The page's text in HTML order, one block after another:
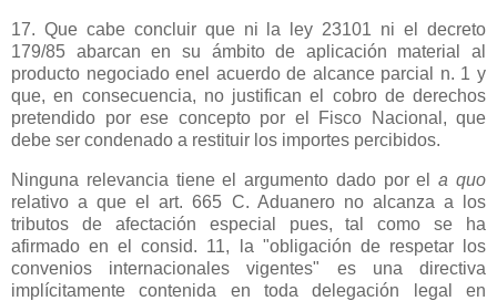
17. Que cabe concluir que ni la ley 23101 ni el decreto
179/85 abarcan en su ámbito de aplicación material al
producto negociado enel acuerdo de alcance parcial n. 1 y
que, en consecuencia, no justifican el cobro de derechos
pretendido por ese concepto por el Fisco Nacional, que
debe ser condenado a restituir los importes percibidos.
Ninguna relevancia tiene el argumento dado por ela quo
relativo a que el art.665 C. Aduanero no alcanza a los
tributos de afectación especial pues, tal como se ha
afirmado en el consid. 11, la "obligación de respetar los
convenios internacionales vigentes" es una directiva
implícitamente contenida en toda delegación legal en